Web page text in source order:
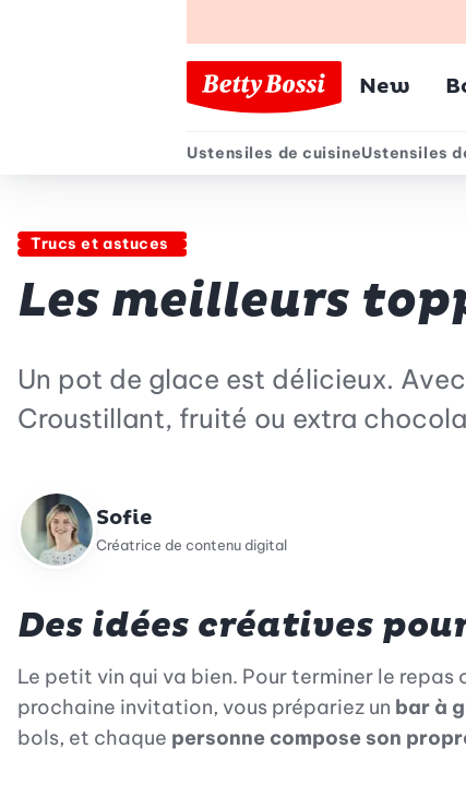
New
Menu
Ustensiles de cuisineUstensiles
Trucs et astuces
Les meilleurs
Un pot de glace est délicieux.
Croustillant, fruité ou extra
Sofie
Créatrice de contenu digital
Des idées créatives
Le petit vin qui va bien. Pour terminer le
prochaine invitation, vous prépariez un bar à
bols, et chaque personne compose son